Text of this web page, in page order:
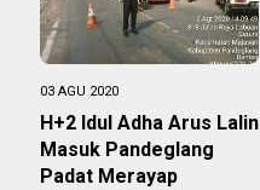
03 AGU 2020
H+2 Idul Adha Arus Lalin
Masuk Pandeglang
Padat Merayap